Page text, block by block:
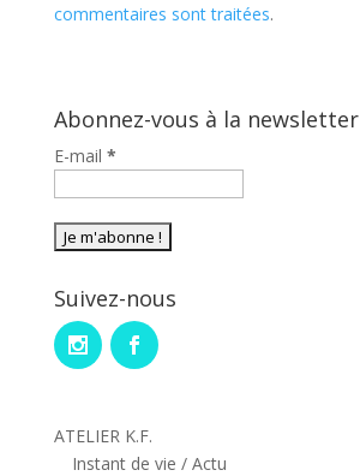
commentaires sont traitées.
Abonnez-vous à la newsletter
E-mail *
Suivez-nous
ATELIER K.F.
Instant de vie / Actu